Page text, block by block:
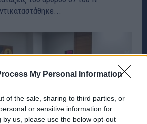
My Personal Information
of the sale, sharing to third parties, or
or sensitive information for
by us, please use the below opt-out